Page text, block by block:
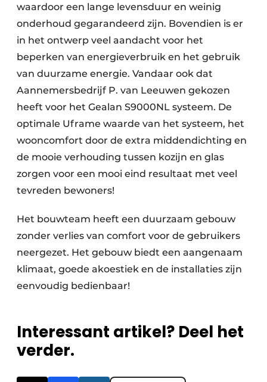
waardoor een lange levensduur en weinig
onderhoud gegarandeerd zijn. Bovendien is er
in het ontwerp veel aandacht voor het
beperken van energieverbruik en het gebruik
van duurzame energie. Vandaar ook dat
Aannemersbedrijf P. van Leeuwen gekozen
heeft voor het Gealan S9000NL systeem. De
optimale Uframe waarde van het systeem, het
wooncomfort door de extra middendichting en
de mooie verhouding tussen kozijn en glas
zorgen voor een mooi eind resultaat met veel
tevreden bewoners!
Het bouwteam heeft een duurzaam gebouw
zonder verlies van comfort voor de gebruikers
neergezet. Het gebouw biedt een aangenaam
klimaat, goede akoestiek en de installaties zijn
eenvoudig bedienbaar!
Interessant artikel? Deel het
verder.